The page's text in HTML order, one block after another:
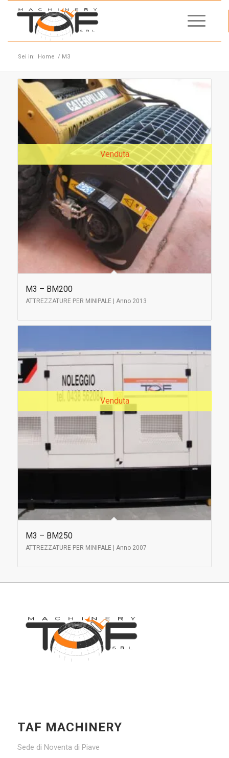
Sei in: Home / M3
Venduta
M3 – BM200
ATTREZZATURE PER MINIPALE | Anno 2013
Venduta
M3 – BM250
ATTREZZATURE PER MINIPALE | Anno 2007
TAF MACHINERY
Sede di Noventa di Piave